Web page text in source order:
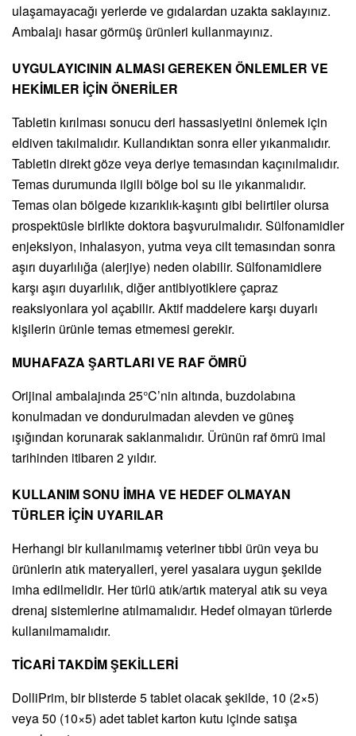
ulaşamayacağı yerlerde ve gıdalardan uzakta saklayınız.
Ambalajı hasar görmüş ürünleri kullanmayınız.
UYGULAYICININ ALMASI GEREKEN ÖNLEMLER VE
HEKİMLER İÇİN ÖNERİLER
Tabletin kırılması sonucu deri hassasiyetini önlemek için
eldiven takılmalıdır. Kullandıktan sonra eller yıkanmalıdır.
Tabletin direkt göze veya deriye temasından kaçınılmalıdır.
Temas durumunda ilgili bölge bol su ile yıkanmalıdır.
Temas olan bölgede kızarıklık-kaşıntı gibi belirtiler olursa
prospektüsle birlikte doktora başvurulmalıdır. Sülfonamidler
enjeksiyon, inhalasyon, yutma veya cilt temasından sonra
aşırı duyarlılığa (alerjiye) neden olabilir. Sülfonamidlere
karşı aşırı duyarlılık, diğer antibiyotiklere çapraz
reaksiyonlara yol açabilir. Aktif maddelere karşı duyarlı
kişilerin ürünle temas etmemesi gerekir.
MUHAFAZA ŞARTLARI VE RAF ÖMRÜ
Orijinal ambalajında 25°C’nin altında, buzdolabına
konulmadan ve dondurulmadan alevden ve güneş
ışığından korunarak saklanmalıdır. Ürünün raf ömrü imal
tarihinden itibaren 2 yıldır.
KULLANIM SONU İMHA VE HEDEF OLMAYAN
TÜRLER İÇİN UYARILAR
Herhangi bir kullanılmamış veteriner tıbbi ürün veya bu
ürünlerin atık materyalleri, yerel yasalara uygun şekilde
imha edilmelidir. Her türlü atık/artık materyal atık su veya
drenaj sistemlerine atılmamalıdır. Hedef olmayan türlerde
kullanılmamalıdır.
TİCARİ TAKDİM ŞEKİLLERİ
DolliPrim, bir blisterde 5 tablet olacak şekilde, 10 (2×5)
veya 50 (10×5) adet tablet karton kutu içinde satışa